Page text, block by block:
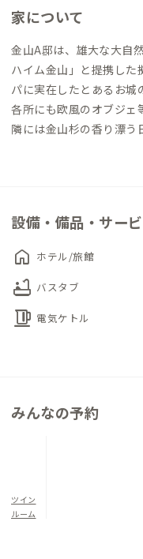
家について
金山A邸は、雄大な大自
ハイム金山」と提携した
パに実在したとあるお城
各所にも欧風のオブジェ
隣には金山杉の香り漂う
設備・備品・サー
home ホテル/旅館
bathtub バスタブ
kettle 電気ケトル
みんなの予約
ツイン
ルーム